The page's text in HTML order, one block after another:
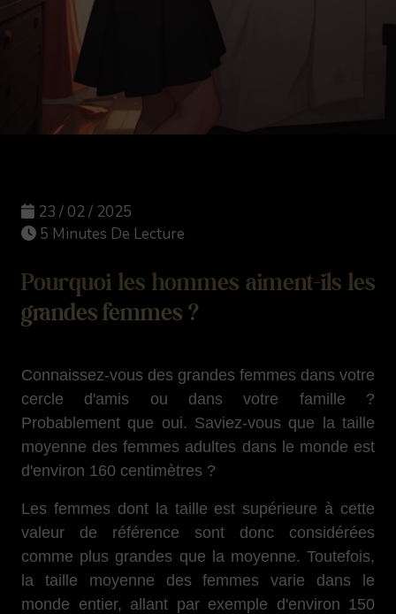
23 / 02 / 2025
5 Minutes De Lecture
Pourquoi les hommes aiment-ils les
grandes femmes ?
Connaissez-vous des grandes femmes dans votre
cercle d'amis ou dans votre famille ?
Probablement que oui. Saviez-vous que la taille
moyenne des femmes adultes dans le monde est
d'environ 160 centimètres ?
Les femmes dont la taille est supérieure à cette
valeur de référence sont donc considérées
comme plus grandes que la moyenne. Toutefois,
la taille moyenne des femmes varie dans le
monde entier, allant par exemple d'environ 150